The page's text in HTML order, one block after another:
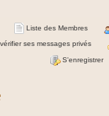
Liste des Membres
ses messages privés
S'enregistrer